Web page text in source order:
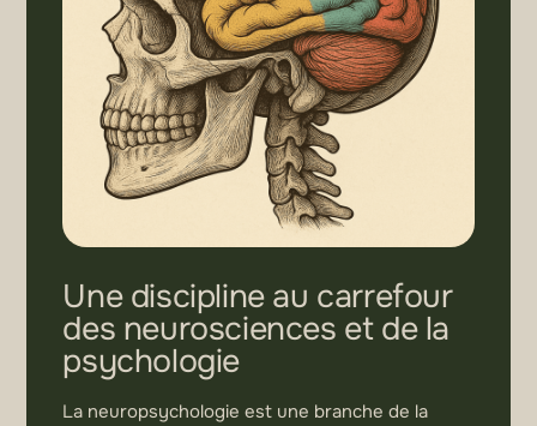
Une discipline au carrefour
des neurosciences et de la
psychologie
La neuropsychologie est une branche de la